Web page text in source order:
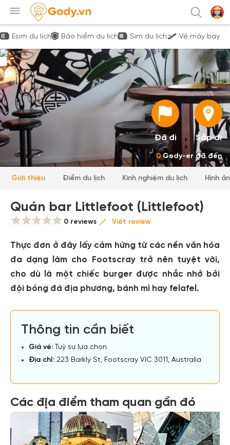
Esim du lịch Bảo hiểm du lịch Sim du lịch Vé máy bay
Đã đi Sắp đi
0Gody-er đã đến
Giới thiệu Điểm du lịch Kinh nghiệm du lịch Hình
Quán bar Littlefoot (Littlefoot)
0 reviews Viết review
Thực đơn ở đây lấy cảm hứng từ các nền văn hóa
đa dạng làm cho Footscray trở nên tuyệt vời,
cho dù là một chiếc burger được nhắc nhở bởi
đội bóng đá địa phương, bánh mì hay felafel.
Thông tin cần biết
Giá vé: Tuỳ sự lựa chọn
Địa chỉ: 223 Barkly St, Footscray VIC 3011, Australia
Các địa điểm tham quan gần đó